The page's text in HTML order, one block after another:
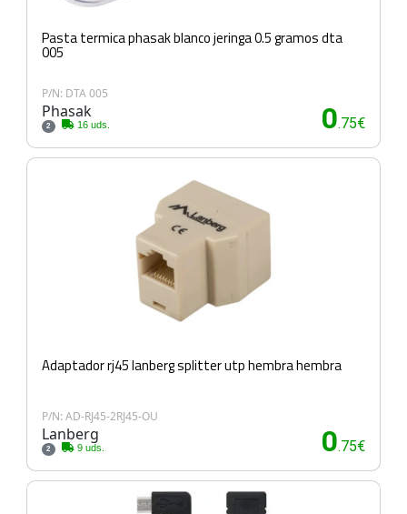
Pasta termica phasak blanco jeringa 0.5 gramos dta
005
P/N: DTA 005
Phasak
2 16 uds. 0.75€
Adaptador rj45 lanberg splitter utp hembra hembra
P/N: AD-RJ45-2RJ45-OU
Lanberg
2 9 uds. 0.75€